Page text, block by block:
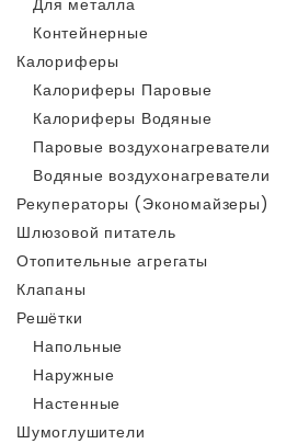
Контейнерные
Калориферы
Калориферы Паровые
Калориферы Водяные
Паровые воздухонагреватели
Водяные воздухонагреватели
Рекуператоры (Экономайзеры)
Шлюзовой питатель
Отопительные агрегаты
Клапаны
Решётки
Напольные
Наружные
Настенные
Шумоглушители